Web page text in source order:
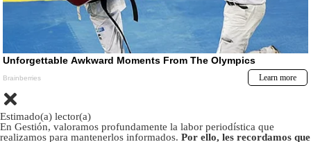
Estimado(a) lector(a)
En Gestión, valoramos profundamente la labor periodística que
realizamos para mantenerlos informados. Por ello, les recordamos que